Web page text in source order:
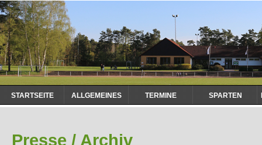
Navigation
überspringen
STARTSEITE ALLGEMEINES TERMINE SPARTEN
Presse / Archiv